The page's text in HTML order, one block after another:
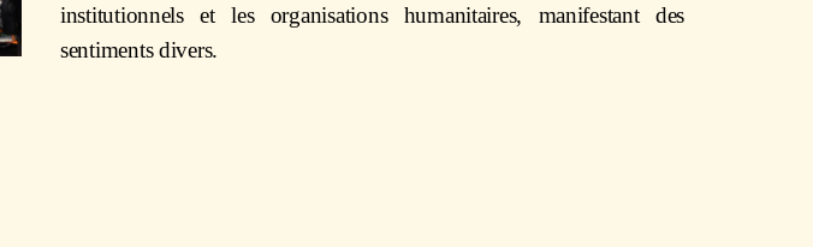
institutionnels et les organisations humanitaires, manifestant des
sentiments divers.